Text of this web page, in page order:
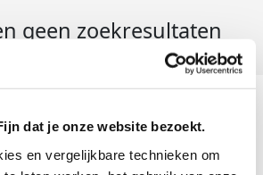
dat je onze website bezoekt.
en vergelijkbare technieken om
geen zoekresultaten